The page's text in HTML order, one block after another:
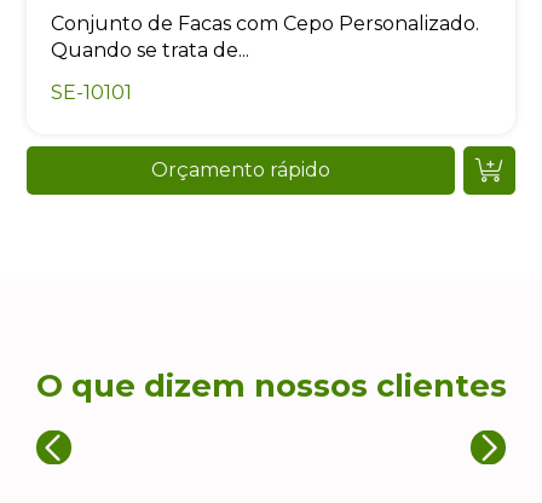
Conjunto de Facas com Cepo Personalizado.
Quando se trata de...
SE-10101
Orçamento rápido
O que dizem nossos clientes